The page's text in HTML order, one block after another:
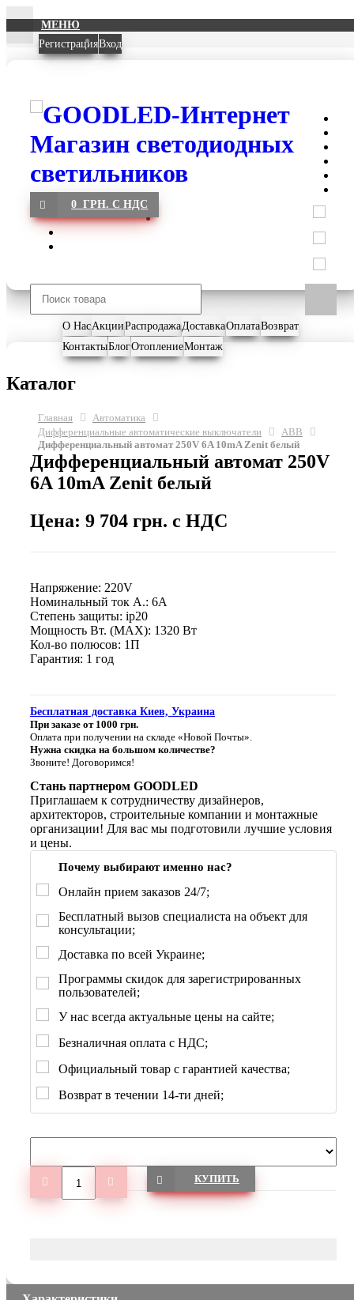
МЕНЮ
РегистрацияВход
0 ГРН. С НДС
О НасАкцииРаспродажаДоставкаОплатаВозврат
КонтактыБлогОтоплениеМонтаж
Каталог
Главная
Автоматика
Дифференциальные автоматические выключатели
ABB
Дифференциальный автомат 250V 6A 10mA Zenit белый
Дифференциальный автомат 250V
6A 10mA Zenit белый
Цена: 9 704 грн. с НДС
Напряжение: 220V
Номинальный ток А.: 6A
Степень защиты: ip20
Мощность Вт. (МАХ): 1320 Вт
Кол-во полюсов: 1П
Гарантия: 1 год
Бесплатная доставка Киев, Украина
При заказе от 1000 грн.
Оплата при получении на складе «Новой Почты».
Нужна скидка на большом количестве?
Звоните! Договоримся!
Стань партнером GOODLED
Приглашаем к сотрудничеству дизайнеров,
архитекторов, строительные компании и монтажные
организации! Для вас мы подготовили лучшие условия
и цены.
Почему выбирают именно нас?
Онлайн прием заказов 24/7;
Бесплатный вызов специалиста на объект для
консультации;
Доставка по всей Украине;
Программы скидок для зарегистрированных
пользователей;
У нас всегда актуальные цены на сайте;
Безналичная оплата с НДС;
Официальный товар с гарантией качества;
Возврат в течении 14-ти дней;
КУПИТЬ